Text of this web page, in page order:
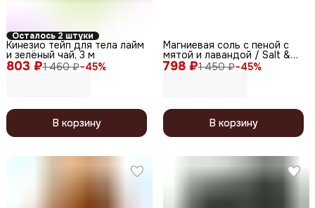
Осталось 2 штуки
803 ₽1 460 ₽−45%
Кинезио тейп для тела лайм
и зелёный чай, 3 м
В корзину
798 ₽1 450 ₽−45%
Магниевая соль с пеной с
мятой и лавандой / Salt &
Foam Mg-Relax, 550 мл/730
г
В корзину